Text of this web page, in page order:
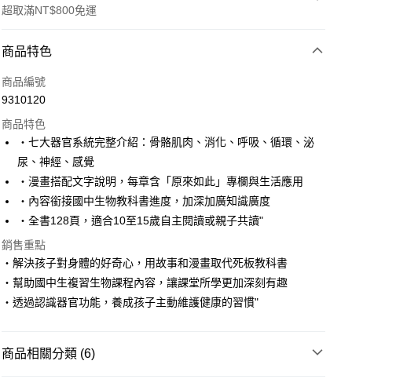
超取滿NT$800免運
付款方式
信用卡一次付款
Apple Pay
大哥付你分期
相關說明
【大哥付你分期使用說明】
1.本服務由台灣大哥大提供，台灣大哥大用戶可立即使用無須另外申請。
2.付款方式選擇「大哥付你分期」，訂單成立後會自動跳轉到大哥付的交易
流程，驗證手機門號後，選擇欲分期的期數、繳款截止日，確認付款後即
完成交易。
3.實際核准額度、可分期數及費用金額請依後續交易確認頁面所載為準。
4.訂單成立30分鐘內，如未前往確認交易或遇審核未通過，訂單將自動取
消。如遇「轉專審核」未通過狀況，表示未達大哥付你分期系統評分，恕
醒簡訊。
【關於「AFTEE先享後付」】
AFTEE先享後付是「在收到商品之後才付款」的支付方式。 讓您購物簡單
１．簡單：不需註冊會員、不需綁卡、不需儲值。
２．便利：只要手機號碼，簡訊認證，即可結帳。
【「AFTEE先享後付」結帳流程】
１．於結帳方式選擇「AFTEE先享後付」後，將跳轉至「AFTEE先享後
ATM付款
運送方式
每筆NT$70，滿NT$800(含以上)免運費
商品特色
商品編號
9310120
商品特色
‧七大器官系統完整介紹：骨骼肌肉、消化、呼吸、循環、泌
尿、神經、感覺
‧漫畫搭配文字說明，每章含「原來如此」專欄與生活應用
‧內容銜接國中生物教科書進度，加深加廣知識廣度
‧全書128頁，適合10至15歲自主閱讀或親子共讀"
銷售重點
‧解決孩子對身體的好奇心，用故事和漫畫取代死板教科書
‧幫助國中生複習生物課程內容，讓課堂所學更加深刻有趣
‧透過認識器官功能，養成孩子主動維護健康的習慣"
商品相關分類 (6)